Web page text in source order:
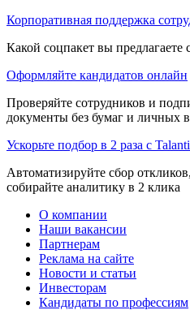
Корпоративная поддержка
Какой соцпакет вы
Оформляйте кандидатов онлайн
Проверяйте сотрудников и
документы без бумаг и личных
Ускорьте подбор в 2 раза с
Автоматизируйте сбор
собирайте аналитику в 2 клика
О компании
Наши вакансии
Партнерам
Реклама на сайте
Новости и статьи
Инвесторам
Кандидаты по профессиям